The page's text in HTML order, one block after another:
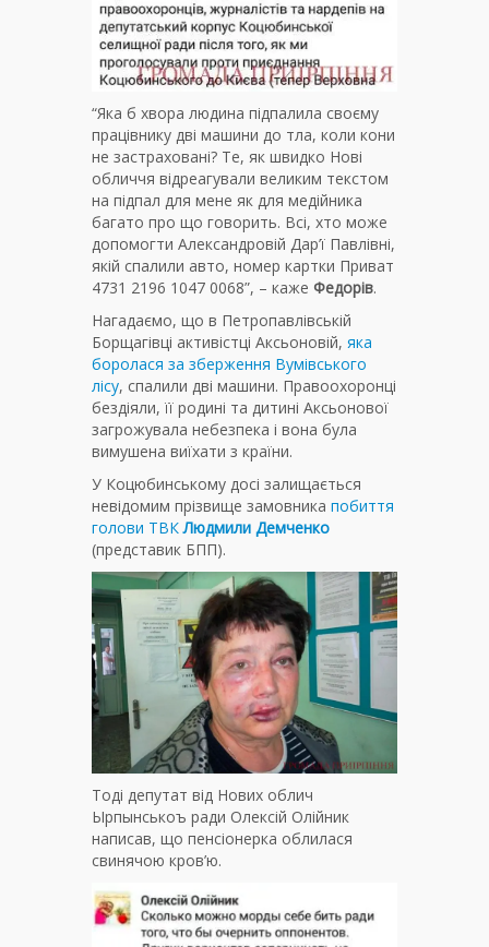
“Яка б хвора людина підпалила своєму
працівнику дві машини до тла, коли кони
не застраховані? Те, як швидко Нові
обличчя відреагували великим текстом
на підпал для мене як для медійника
багато про що говорить. Всі, хто може
допомогти Александровій Дар’ї Павлівні,
якій спалили авто, номер картки Приват
4731 2196 1047 0068”, – каже Федорів.
Нагадаємо, що в Петропавлівській
Борщагівці активістці Аксьоновій, яка
боролася за зберження Вумівського
лісу, спалили дві машини. Правоохоронці
бездіяли, її родині та дитині Аксьонової
загрожувала небезпека і вона була
вимушена виїхати з країни.
У Коцюбинському досі залищається
невідомим прізвище замовника побиття
голови ТВКЛюдмили Демченко
(представик БПП).
Тоді депутат від Нових облич
Ырпынськоъ ради Олексій Олійник
написав, що пенсіонерка облилася
свинячою кров’ю.